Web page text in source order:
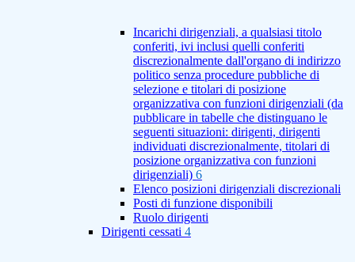
Incarichi dirigenziali, a qualsiasi titolo
conferiti, ivi inclusi quelli conferiti
discrezionalmente dall'organo di indirizzo
politico senza procedure pubbliche di
selezione e titolari di posizione
organizzativa con funzioni dirigenziali (da
pubblicare in tabelle che distinguano le
seguenti situazioni: dirigenti, dirigenti
individuati discrezionalmente, titolari di
posizione organizzativa con funzioni
dirigenziali) 6
Elenco posizioni dirigenziali discrezionali
Posti di funzione disponibili
Ruolo dirigenti
Dirigenti cessati 4